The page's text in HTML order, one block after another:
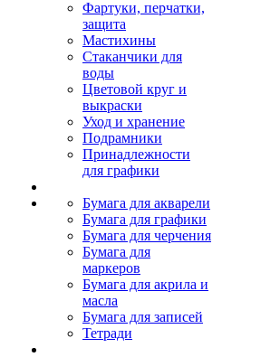
Фартуки, перчатки,
защита
Мастихины
Стаканчики для
воды
Цветовой круг и
выкраски
Уход и хранение
Подрамники
Принадлежности
для графики
Бумага для акварели
Бумага для графики
Бумага для черчения
Бумага для
маркеров
Бумага для акрила и
масла
Бумага для записей
Тетради